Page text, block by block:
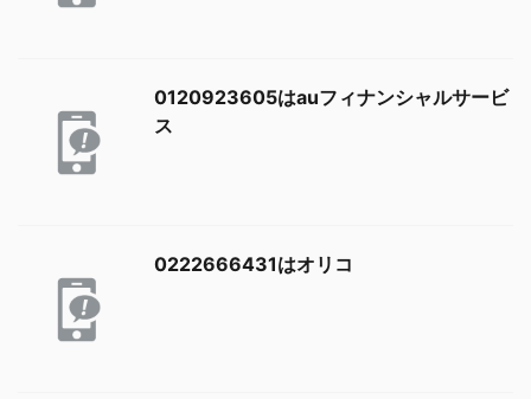
0120923605はauフィナンシャルサービ
ス
0222666431はオリコ